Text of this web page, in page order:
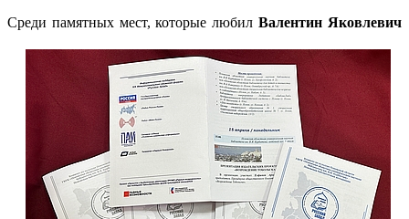
Среди памятных мест, которые любилВалентин Яковлевич